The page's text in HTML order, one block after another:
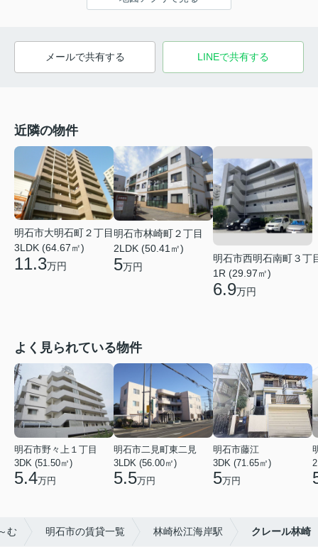
メールで共有する LINEで共有する
近隣の物件
明石市大明石町２丁目
3LDK (64.67㎡)
11.3万円
明石市林崎町２丁目
2LDK (50.41㎡)
5万円
明石市西明石南町３丁
1R (29.97㎡)
6.9万円
よく見られている物件
明石市野々上１丁目
3DK (51.50㎡)
5.4万円
明石市二見町東二見
3LDK (56.00㎡)
5.5万円
明石市藤江
3DK (71.65㎡)
5万円
む 明石市の賃貸一覧 林崎松江海岸駅 クレール林崎